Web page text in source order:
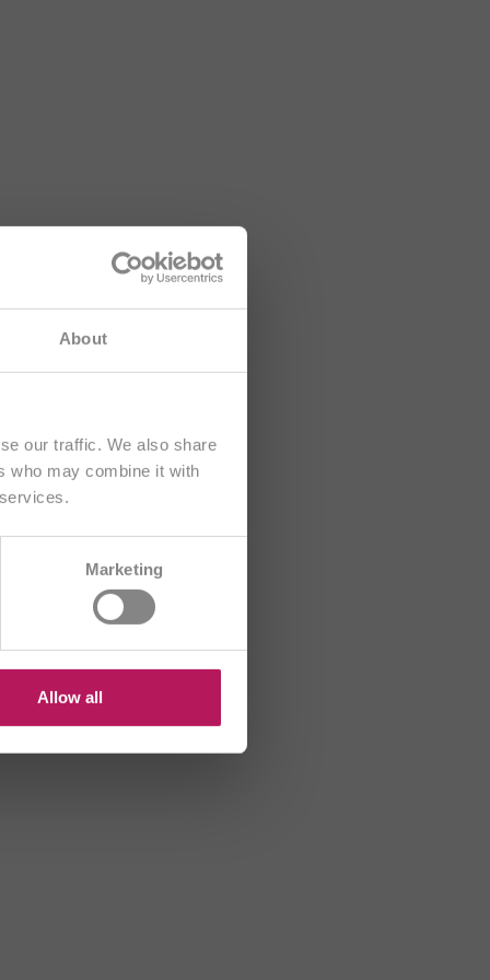
About
our traffic. We also share
who may combine it with
Marketing
Allow all
tartalom
CH/FR
HR
US